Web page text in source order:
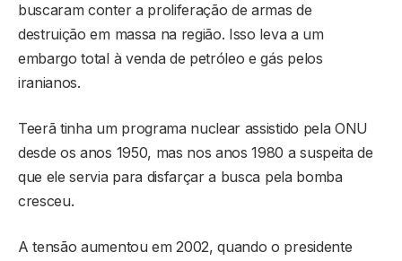
buscaram conter a proliferação de armas de
destruição em massa na região. Isso leva a um
embargo total à venda de petróleo e gás pelos
iranianos.
Teerã tinha um programa nuclear assistido pela ONU
desde os anos 1950, mas nos anos 1980 a suspeita de
que ele servia para disfarçar a busca pela bomba
cresceu.
A tensão aumentou em 2002, quando o presidente